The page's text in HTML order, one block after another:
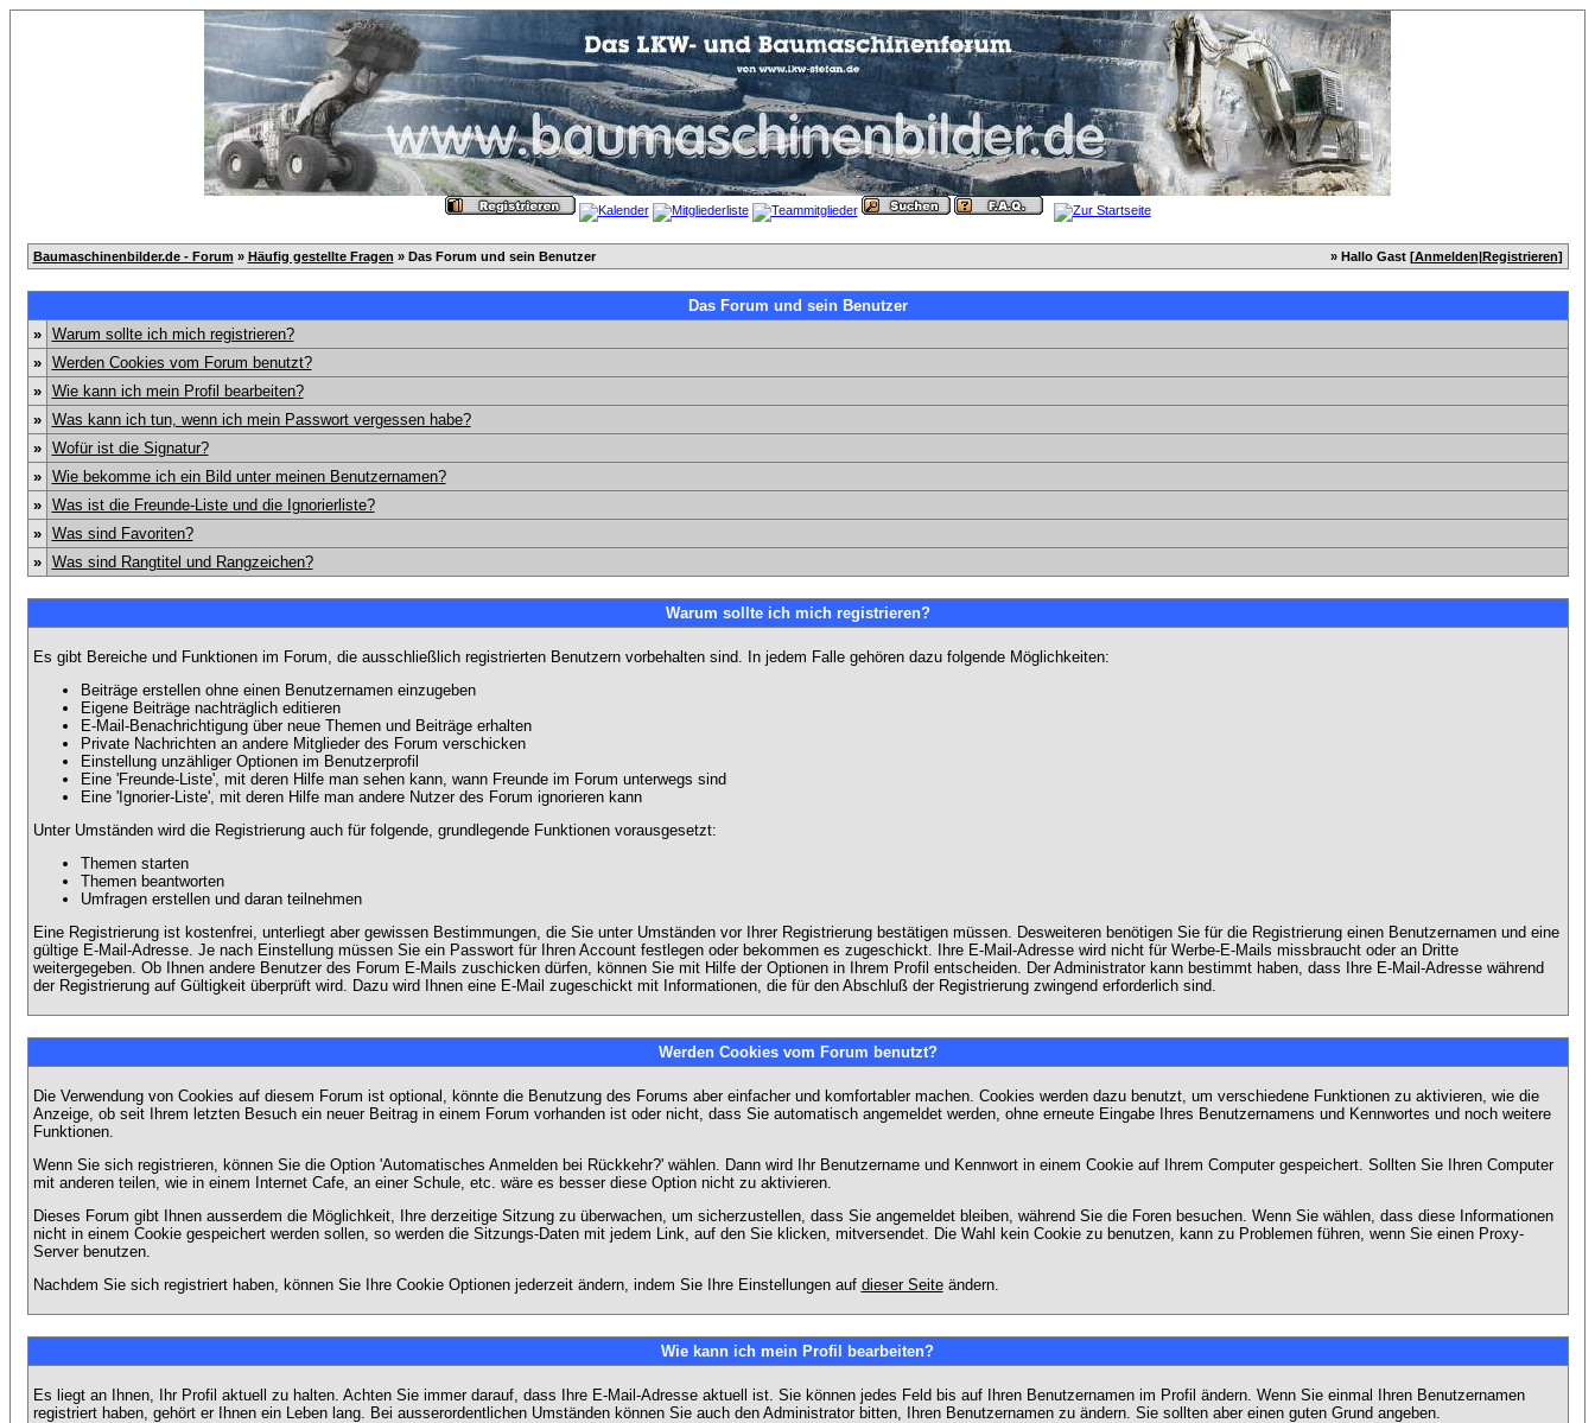
Baumaschinenbilder.de - Forum » Häufig gestellte Fragen » Das Forum und sein Benutzer » Hallo Gast [Anmelden|Registrieren]
Das Forum und sein Benutzer
»
Warum sollte ich mich registrieren?
»
Werden Cookies vom Forum benutzt?
»
Wie kann ich mein Profil bearbeiten?
»
Was kann ich tun, wenn ich mein Passwort vergessen habe?
»
Wofür ist die Signatur?
»
Wie bekomme ich ein Bild unter meinen Benutzernamen?
»
Was ist die Freunde-Liste und die Ignorierliste?
»
Was sind Favoriten?
»
Was sind Rangtitel und Rangzeichen?
Warum sollte ich mich registrieren?
Es gibt Bereiche und Funktionen im Forum, die ausschließlich registrierten Benutzern vorbehalten sind. In jedem Falle gehören dazu folgende Möglichkeiten:
Beiträge erstellen ohne einen Benutzernamen einzugeben
Eigene Beiträge nachträglich editieren
E-Mail-Benachrichtigung über neue Themen und Beiträge erhalten
Private Nachrichten an andere Mitglieder des Forum verschicken
Einstellung unzähliger Optionen im Benutzerprofil
Eine 'Freunde-Liste', mit deren Hilfe man sehen kann, wann Freunde im Forum unterwegs sind
Eine 'Ignorier-Liste', mit deren Hilfe man andere Nutzer des Forum ignorieren kann
Unter Umständen wird die Registrierung auch für folgende, grundlegende Funktionen vorausgesetzt:
Themen starten
Themen beantworten
Umfragen erstellen und daran teilnehmen
Eine Registrierung ist kostenfrei, unterliegt aber gewissen Bestimmungen, die Sie unter Umständen vor Ihrer Registrierung bestätigen müssen. Desweiteren benötigen Sie für die Registrierung einen Benutzernamen und eine
gültige E-Mail-Adresse. Je nach Einstellung müssen Sie ein Passwort für Ihren Account festlegen oder bekommen es zugeschickt. Ihre E-Mail-Adresse wird nicht für Werbe-E-Mails missbraucht oder an Dritte
weitergegeben. Ob Ihnen andere Benutzer des Forum E-Mails zuschicken dürfen, können Sie mit Hilfe der Optionen in Ihrem Profil entscheiden. Der Administrator kann bestimmt haben, dass Ihre E-Mail-Adresse während
der Registrierung auf Gültigkeit überprüft wird. Dazu wird Ihnen eine E-Mail zugeschickt mit Informationen, die für den Abschluß der Registrierung zwingend erforderlich sind.
Werden Cookies vom Forum benutzt?
Die Verwendung von Cookies auf diesem Forum ist optional, könnte die Benutzung des Forums aber einfacher und komfortabler machen. Cookies werden dazu benutzt, um verschiedene Funktionen zu aktivieren, wie die
Anzeige, ob seit Ihrem letzten Besuch ein neuer Beitrag in einem Forum vorhanden ist oder nicht, dass Sie automatisch angemeldet werden, ohne erneute Eingabe Ihres Benutzernamens und Kennwortes und noch weitere
Funktionen.
Wenn Sie sich registrieren, können Sie die Option 'Automatisches Anmelden bei Rückkehr?' wählen. Dann wird Ihr Benutzername und Kennwort in einem Cookie auf Ihrem Computer gespeichert. Sollten Sie Ihren Computer
mit anderen teilen, wie in einem Internet Cafe, an einer Schule, etc. wäre es besser diese Option nicht zu aktivieren.
Dieses Forum gibt Ihnen ausserdem die Möglichkeit, Ihre derzeitige Sitzung zu überwachen, um sicherzustellen, dass Sie angemeldet bleiben, während Sie die Foren besuchen. Wenn Sie wählen, dass diese Informationen
nicht in einem Cookie gespeichert werden sollen, so werden die Sitzungs-Daten mit jedem Link, auf den Sie klicken, mitversendet. Die Wahl kein Cookie zu benutzen, kann zu Problemen führen, wenn Sie einen Proxy-
Server benutzen.
Nachdem Sie sich registriert haben, können Sie Ihre Cookie Optionen jederzeit ändern, indem Sie Ihre Einstellungen auf dieser Seiteändern.
Wie kann ich mein Profil bearbeiten?
Es liegt an Ihnen, Ihr Profil aktuell zu halten. Achten Sie immer darauf, dass Ihre E-Mail-Adresse aktuell ist. Sie können jedes Feld bis auf Ihren Benutzernamen im Profil ändern. Wenn Sie einmal Ihren Benutzernamen
registriert haben, gehört er Ihnen ein Leben lang. Bei ausserordentlichen Umständen können Sie auch den Administrator bitten, Ihren Benutzernamen zu ändern. Sie sollten aber einen guten Grund angeben.